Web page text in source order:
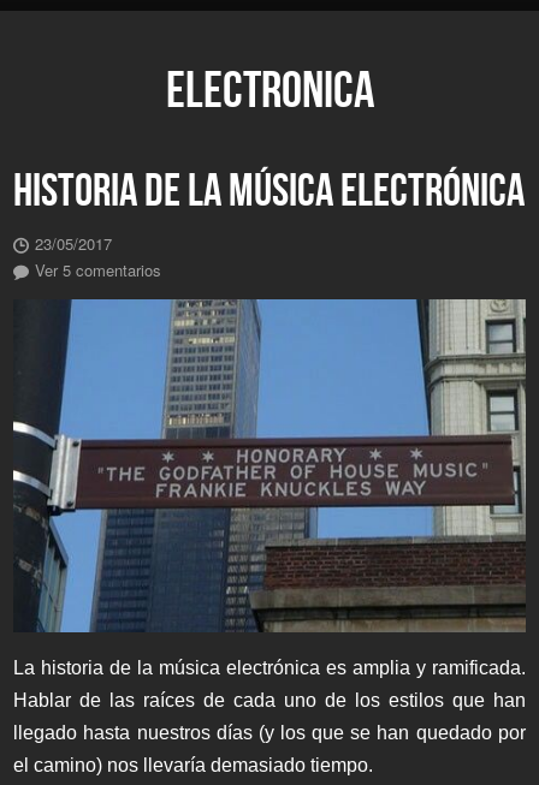
ELECTRONICA
HISTORIA DE LA MÚSICA ELECTRÓNICA
23/05/2017
Ver 5 comentarios
La historia de la música electrónica es amplia y ramificada.
Hablar de las raíces de cada uno de los estilos que han
llegado hasta nuestros días (y los que se han quedado por
el camino) nos llevaría demasiado tiempo.